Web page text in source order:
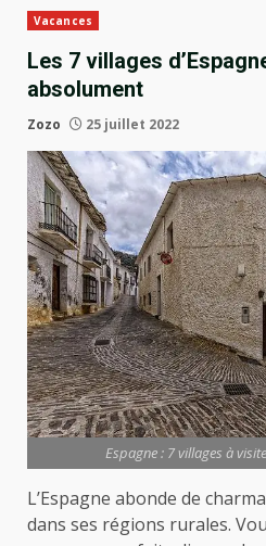
Vacances
Les 7 villages
absolument
Zozo 25 juillet 2022
Espagne : 7 villages à
L’Espagne abonde de
dans ses régions rurales.